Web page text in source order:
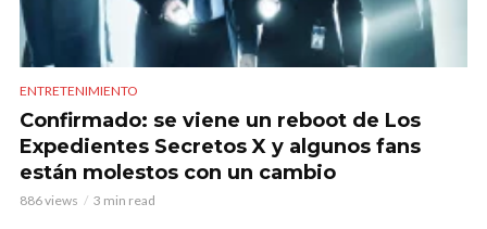
ENTRETENIMIENTO
Confirmado: se viene un reboot de Los
Expedientes Secretos X y algunos fans
están molestos con un cambio
886 views 3 min read